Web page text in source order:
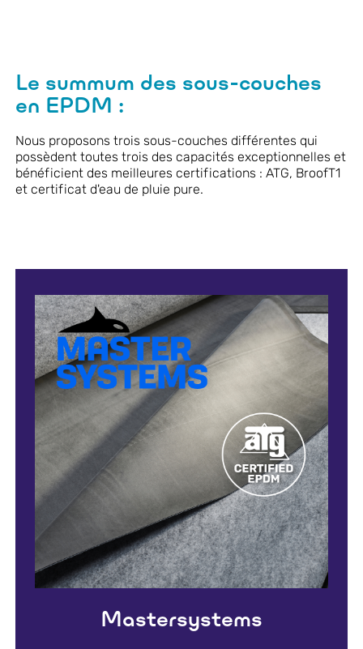
Le summum des sous-couches
en EPDM :
Nous proposons trois sous-couches différentes qui
possèdent toutes trois des capacités exceptionnelles et
bénéficient des meilleures certifications : ATG, BroofT1
et certificat d'eau de pluie pure.
Mastersystems